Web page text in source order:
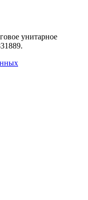
унитарное
.